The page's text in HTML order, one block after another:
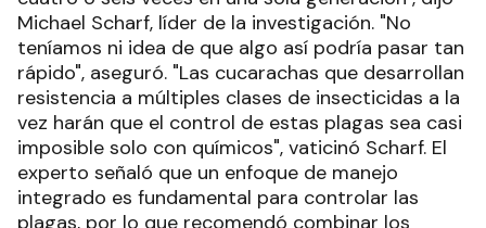
Michael Scharf, líder de la investigación. "No
teníamos ni idea de que algo así podría pasar tan
rápido", aseguró. "Las cucarachas que desarrollan
resistencia a múltiples clases de insecticidas a la
vez harán que el control de estas plagas sea casi
imposible solo con químicos", vaticinó Scharf. El
experto señaló que un enfoque de manejo
integrado es fundamental para controlar las
plagas, por lo que recomendó combinar los